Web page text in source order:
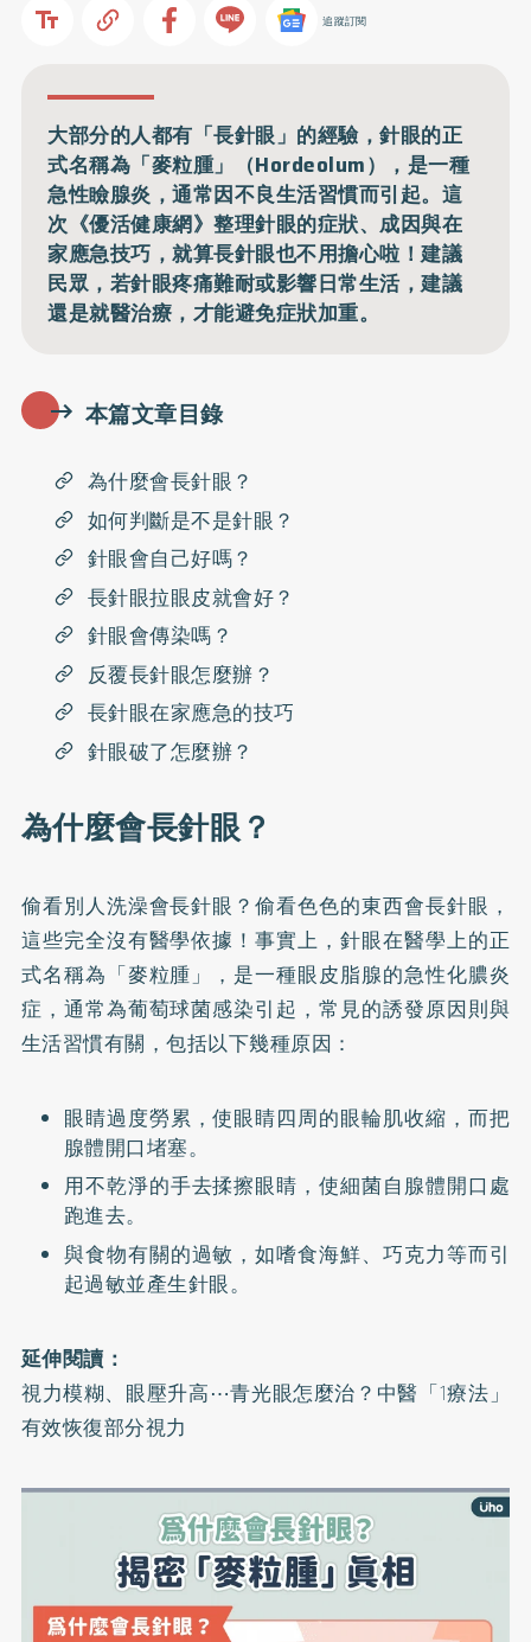
追蹤訂閱
大部分的人都有「長針眼」的經驗，針眼的正
式名稱為「麥粒腫」（Hordeolum），是一種
急性瞼腺炎，通常因不良生活習慣而引起。這
次《優活健康網》整理針眼的症狀、成因與在
家應急技巧，就算長針眼也不用擔心啦！建議
民眾，若針眼疼痛難耐或影響日常生活，建議
還是就醫治療，才能避免症狀加重。
本篇文章目錄
為什麼會長針眼？
如何判斷是不是針眼？
針眼會自己好嗎？
長針眼拉眼皮就會好？
針眼會傳染嗎？
反覆長針眼怎麼辦？
長針眼在家應急的技巧
針眼破了怎麼辦？
為什麼會長針眼？
偷看別人洗澡會長針眼？偷看色色的東西會長針眼，
這些完全沒有醫學依據！事實上，針眼在醫學上的正
式名稱為「麥粒腫」，是一種眼皮脂腺的急性化膿炎
症，通常為葡萄球菌感染引起，常見的誘發原因則與
生活習慣有關，包括以下幾種原因：
眼睛過度勞累，使眼睛四周的眼輪肌收縮，而把
腺體開口堵塞。
用不乾淨的手去揉擦眼睛，使細菌自腺體開口處
跑進去。
與食物有關的過敏，如嗜食海鮮、巧克力等而引
起過敏並產生針眼。
延伸閱讀：
視力模糊、眼壓升高⋯青光眼怎麼治？中醫「1療法」
有效恢復部分視力